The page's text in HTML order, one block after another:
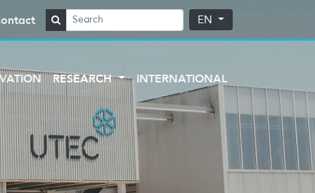
EN
RESEARCH INTERNATIONAL